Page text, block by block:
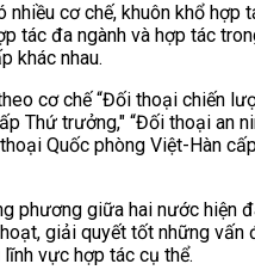
nhiều cơ chế, khuôn khổ hợp
tác đa ngành và hợp tác
khác nhau.
cơ chế “Đối thoại chiến
Thứ trưởng," “Đối thoại an
Quốc phòng Việt-Hàn
phương giữa hai nước hiện
giải quyết tốt những vấn
vực hợp tác cụ thể.